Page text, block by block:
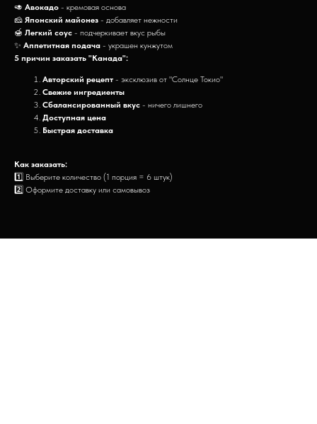
🥑 Авокадо - кремовая основа
🧀 Японский майонез - добавляет нежности
🍯 Легкий соус - подчеркивает вкус рыбы
✨ Аппетитная подача - украшен кунжутом
5 причин заказать "Канада":
Авторский рецепт - эксклюзив от "Солнце Токио"
Свежие ингредиенты
Сбалансированный вкус - ничего лишнего
Доступная цена
Быстрая доставка
Как заказать:
1️⃣ Выберите количество (1 порция = 6 штук)
2️⃣ Оформите доставку или самовывоз